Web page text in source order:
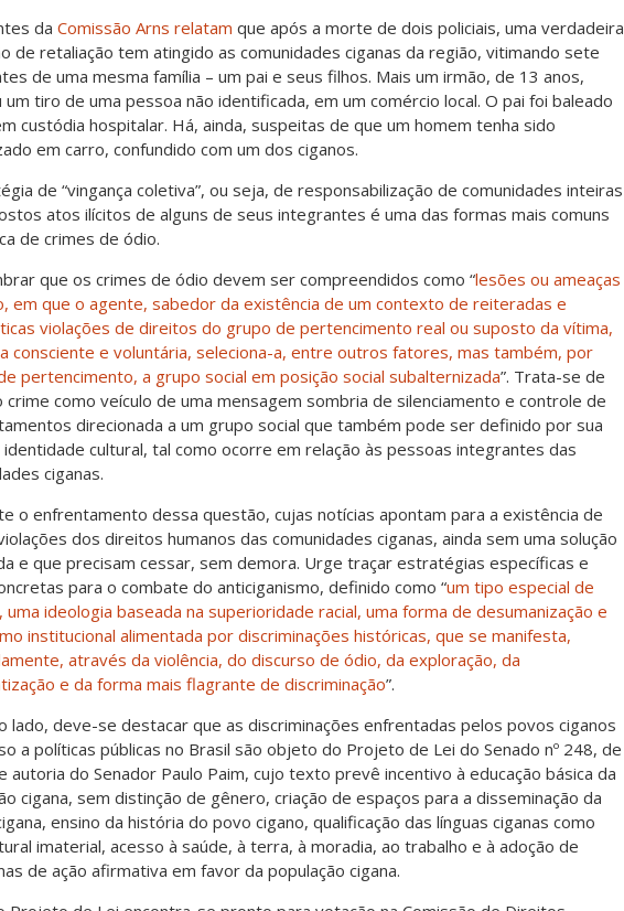
da Comissão Arns relatam que após a morte de dois policiais, uma verdadeira
de retaliação tem atingido as comunidades ciganas da região, vitimando sete
de uma mesma família – um pai e seus filhos. Mais um irmão, de 13 anos,
um tiro de uma pessoa não identificada, em um comércio local. O pai foi baleado
custódia hospitalar. Há, ainda, suspeitas de que um homem tenha sido
em carro, confundido com um dos ciganos.
de “vingança coletiva”, ou seja, de responsabilização de comunidades inteiras
atos ilícitos de alguns de seus integrantes é uma das formas mais comuns
de crimes de ódio.
que os crimes de ódio devem ser compreendidos como “lesões ou ameaças
em que o agente, sabedor da existência de um contexto de reiteradas e
violações de direitos do grupo de pertencimento real ou suposto da vítima,
consciente e voluntária, seleciona-a, entre outros fatores, mas também, por
pertencimento, a grupo social em posição social subalternizada”. Trata-se de
crime como veículo de uma mensagem sombria de silenciamento e controle de
direcionada a um grupo social que também pode ser definido por sua
identidade cultural, tal como ocorre em relação às pessoas integrantes das
ciganas.
o enfrentamento dessa questão, cujas notícias apontam para a existência de
dos direitos humanos das comunidades ciganas, ainda sem uma solução
e que precisam cessar, sem demora. Urge traçar estratégias específicas e
para o combate do anticiganismo, definido como “um tipo especial de
uma ideologia baseada na superioridade racial, uma forma de desumanização e
institucional alimentada por discriminações históricas, que se manifesta,
através da violência, do discurso de ódio, da exploração, da
e da forma mais flagrante de discriminação”.
lado, deve-se destacar que as discriminações enfrentadas pelos povos ciganos
a políticas públicas no Brasil são objeto do Projeto de Lei do Senado nº 248, de
autoria do Senador Paulo Paim, cujo texto prevê incentivo à educação básica da
cigana, sem distinção de gênero, criação de espaços para a disseminação da
ensino da história do povo cigano, qualificação das línguas ciganas como
imaterial, acesso à saúde, à terra, à moradia, ao trabalho e à adoção de
de ação afirmativa em favor da população cigana.